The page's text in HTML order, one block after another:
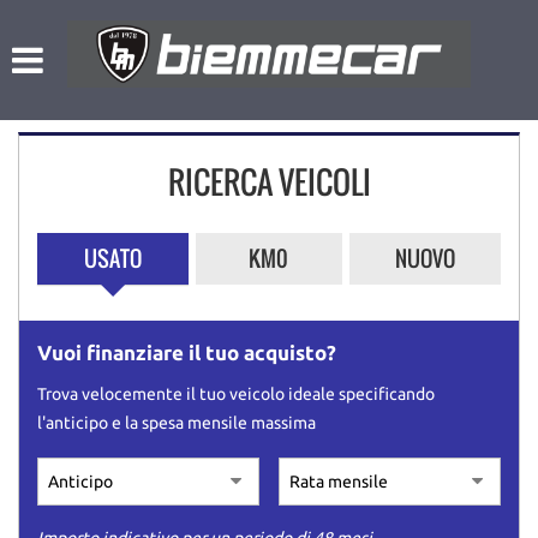
NOLEGGIO A BREVE TERMINE
L’AZIENDA
ACQUISTIAMO USATO
ASSISTENZA
CONTATTI
RICERCA VEICOLI
USATO KM0 NUOVO
Vuoi finanziare il tuo acquisto?
Trova velocemente il tuo veicolo ideale specificando
l'anticipo e la spesa mensile massima
tue
consenso
pannello
consente
le
preferenze
di
alle